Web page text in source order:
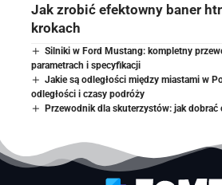
Jak zrobić efektowny baner
krokach
Silniki w Ford Mustang: kompletny
parametrach i specyfikacji
Jakie są odległości między miastami w
odległości i czasy podróży
Przewodnik dla skuterzystów: jak